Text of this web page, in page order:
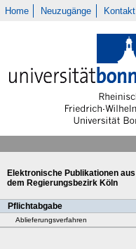
Home Neuzugänge Kontakt
Elektronische Publikationen aus
dem Regierungsbezirk Köln
Pflichtabgabe
Ablieferungsverfahren